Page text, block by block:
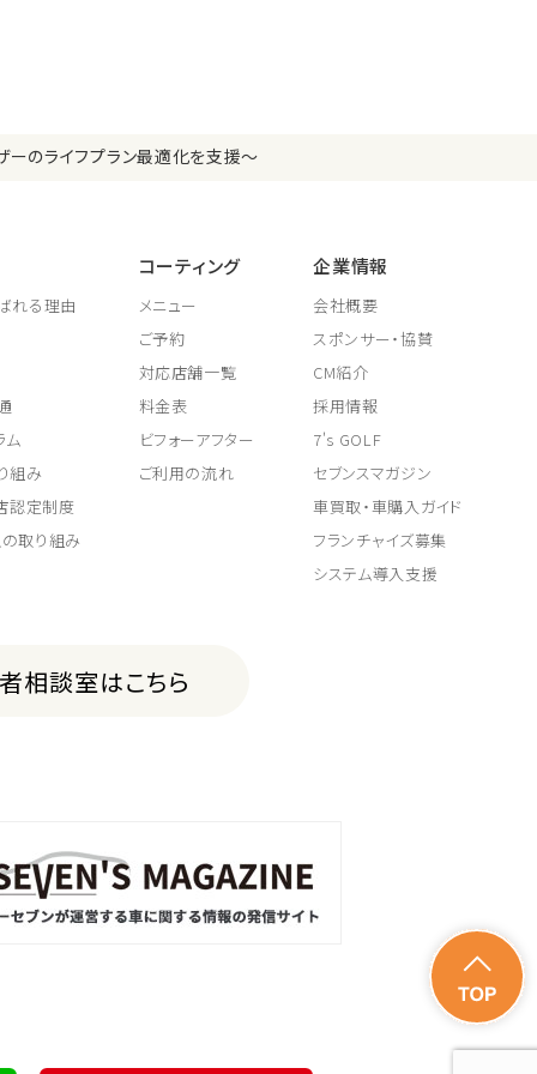
ーのライフプラン最適化を支援～
れる理由
ム
組み
認定制度
取り組み
コーティング
メニュー
ご予約
対応店舗一覧
料金表
ビフォーアフター
ご利用の流れ
企業情報
会社概要
スポンサー・協賛
CM紹介
採用情報
7's GOLF
セブンスマガジン
車買取・車購入ガイド
フランチャイズ募集
システム導入支援
相談室はこちら